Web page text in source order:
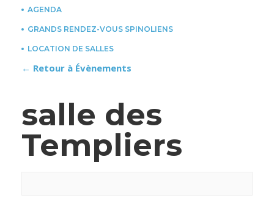
AGENDA
GRANDS RENDEZ-VOUS SPINOLIENS
LOCATION DE SALLES
← Retour à Évènements
salle des
Templiers